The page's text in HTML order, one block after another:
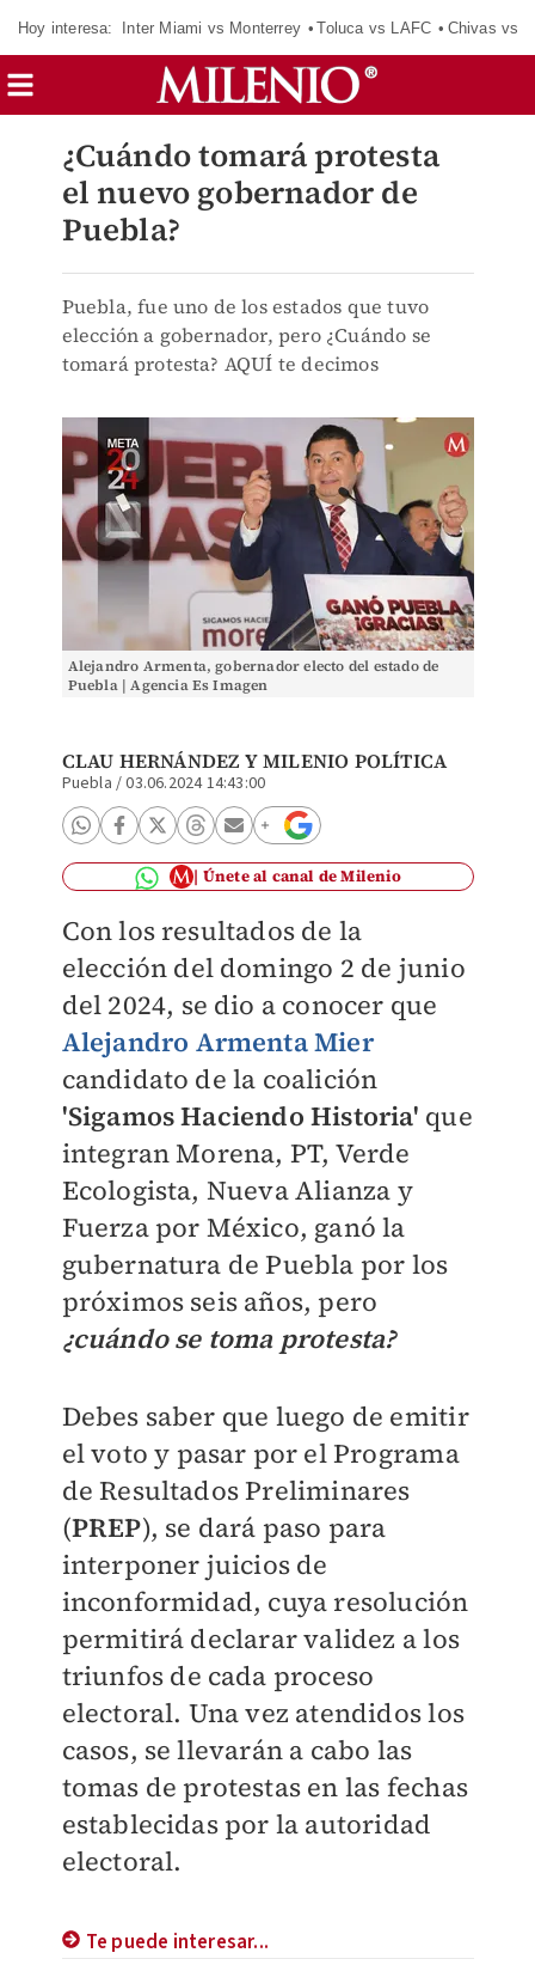
Hoy interesa: Inter Miami vs Monterrey Toluca vs LAFC Chivas vs
¿Cuándo tomará protesta
el nuevo gobernador de
Puebla?
Puebla, fue uno de los estados que tuvo
elección a gobernador, pero ¿Cuándo se
tomará protesta? AQUÍ te decimos
Alejandro Armenta, gobernador electo del estado de
Puebla | Agencia Es Imagen
CLAU HERNÁNDEZ Y MILENIO POLÍTICA
Puebla /03.06.2024 14:43:00
Únete al canal de Milenio
Con los resultados de la
elección del domingo 2 de junio
del 2024, se dio a conocer que
Alejandro Armenta Mier
candidato de la coalición
'Sigamos Haciendo Historia' que
integran Morena, PT, Verde
Ecologista, Nueva Alianza y
Fuerza por México, ganó la
gubernatura de Puebla por los
próximos seis años, pero
¿cuándo se toma protesta?
Debes saber que luego de emitir
el voto y pasar por el Programa
de Resultados Preliminares
(PREP), se dará paso para
interponer juicios de
inconformidad, cuya resolución
permitirá declarar validez a los
triunfos de cada proceso
electoral. Una vez atendidos los
casos, se llevarán a cabo las
tomas de protestas en las fechas
establecidas por la autoridad
electoral.
Te puede interesar...